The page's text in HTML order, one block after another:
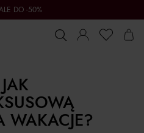
DO -50%
WAKACJE?